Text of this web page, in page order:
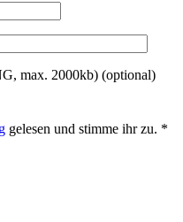
max. 2000kb) (optional)
gelesen und stimme ihr zu. *